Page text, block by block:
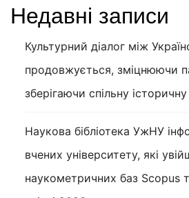
Недавні записи
Культурний діалог між
продовжується, зміцнюючи
зберігаючи спільну
Наукова бібліотека УжНУ
вчених університету, які
наукометричних баз Scopus